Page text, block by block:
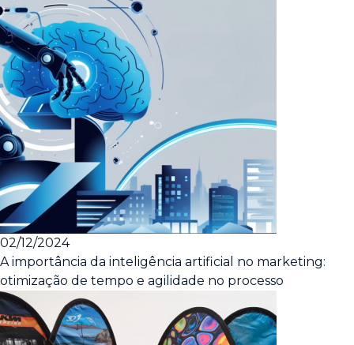
02/12/2024
A importância da inteligência artificial no marketing:
otimização de tempo e agilidade no processo